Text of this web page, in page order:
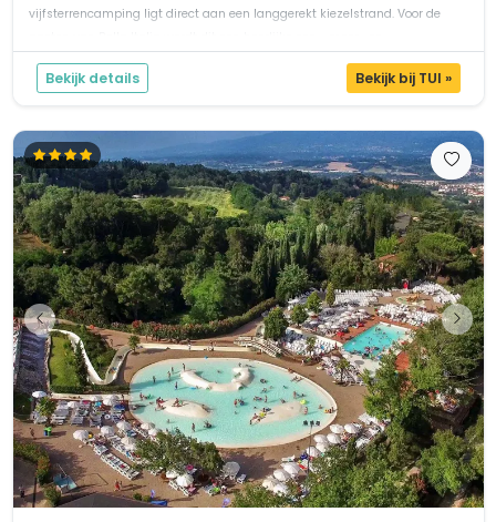
vijfsterrencamping ligt direct aan een langgerekt kiezelstrand. Voor de
Bekijk details Bekijk bij TUI »